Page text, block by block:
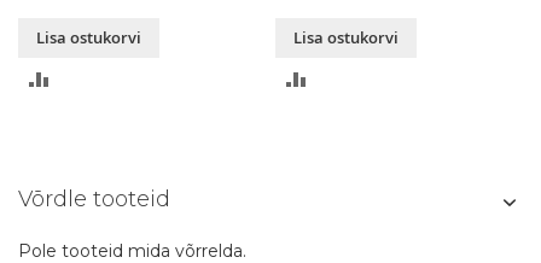
Lisa ostukorvi
Lisa ostukorvi
Võrdle tooteid
Pole tooteid mida võrrelda.